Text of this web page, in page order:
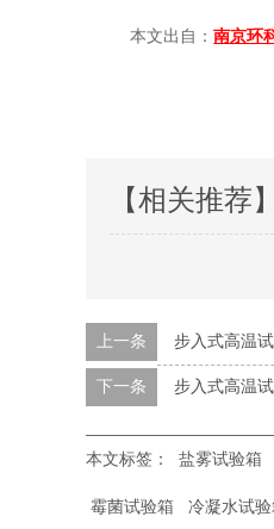
本文出自：南京环
【相关推荐】
上一条 步入式高温
下一条 步入式高温
本文标签： 盐雾试验箱
霉菌试验箱 冷凝水试验